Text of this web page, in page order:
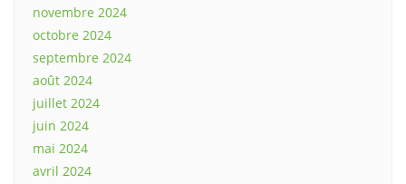
novembre 2024
octobre 2024
septembre 2024
août 2024
juillet 2024
juin 2024
mai 2024
avril 2024